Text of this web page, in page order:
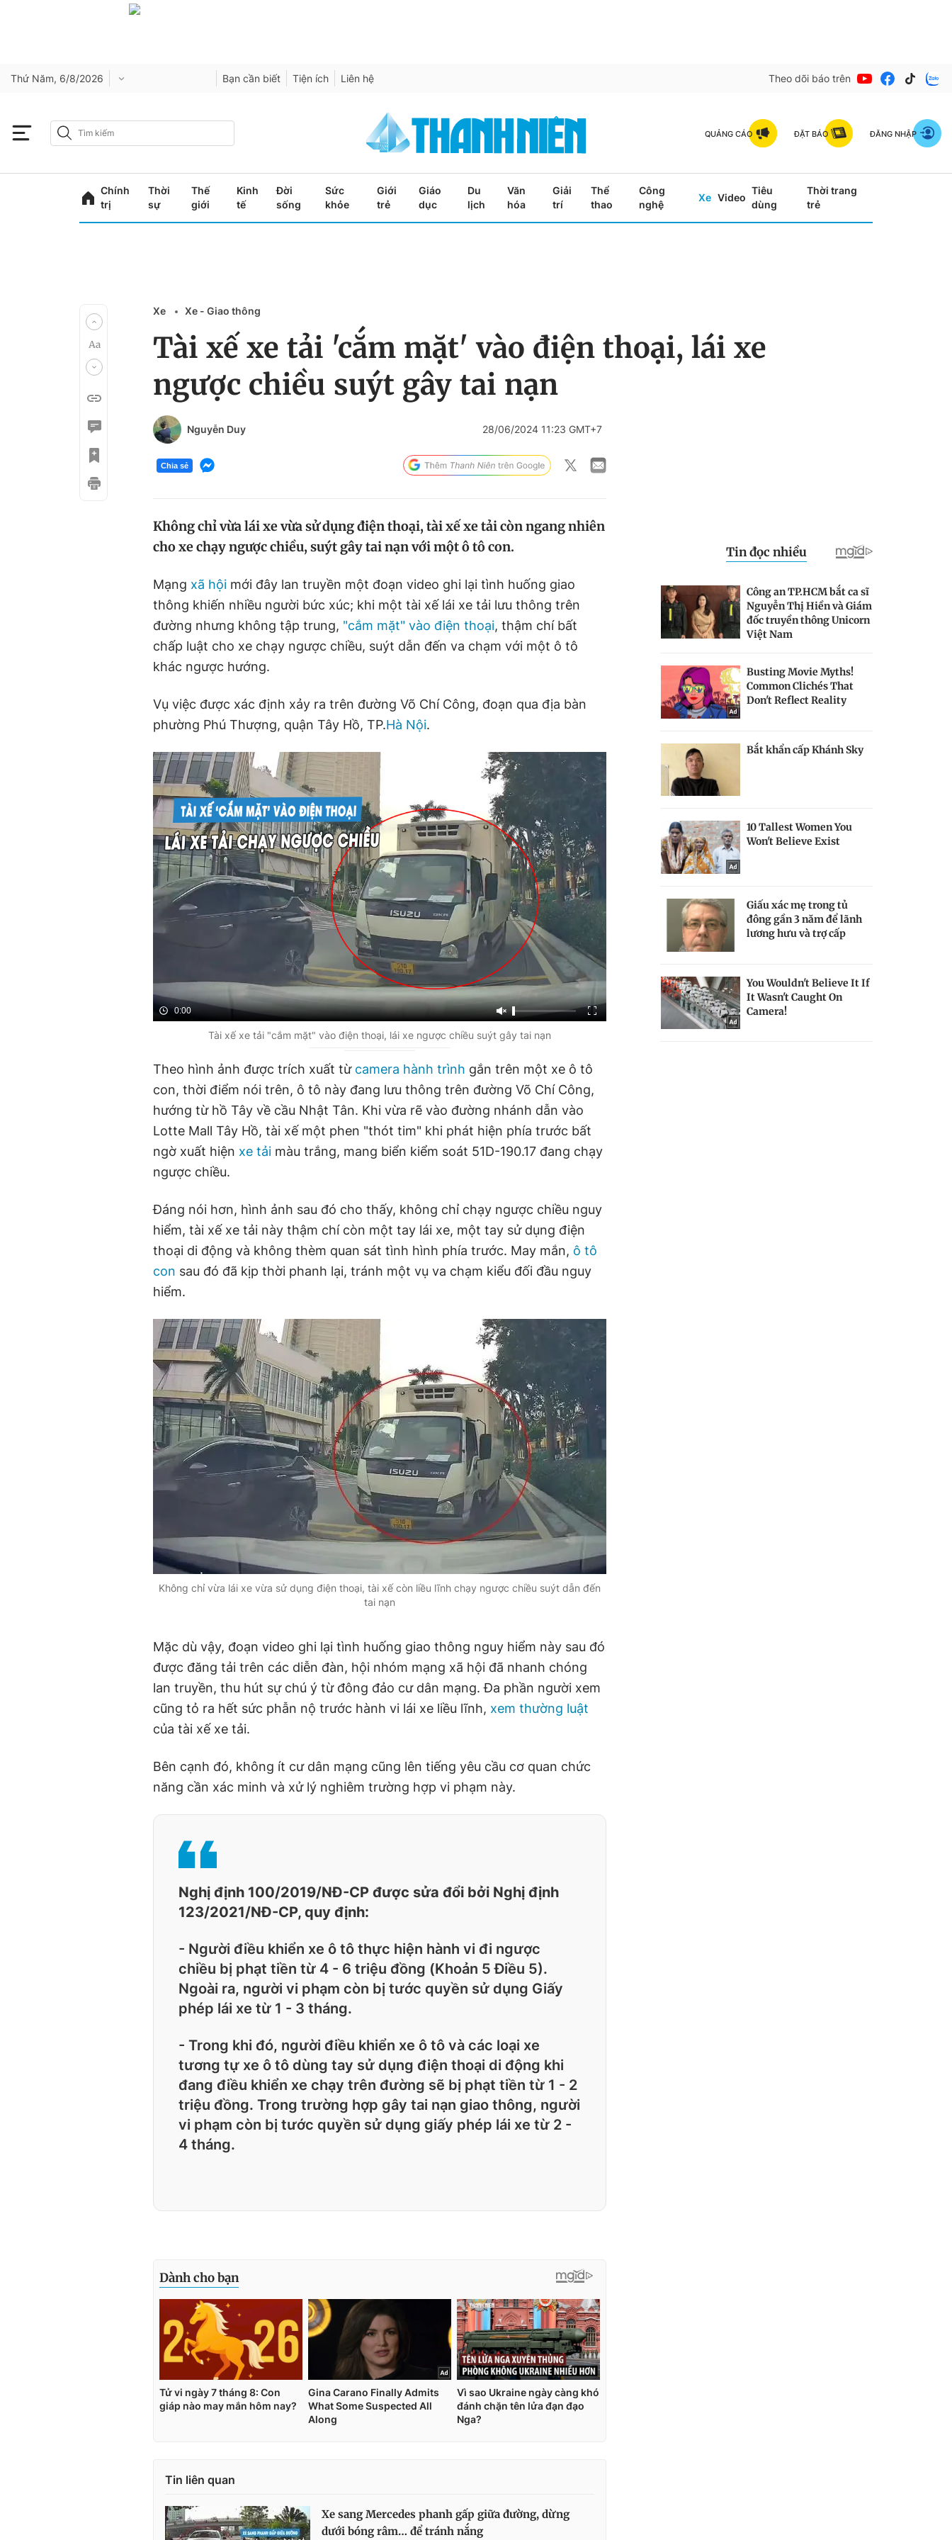
Thứ Năm, 6/8/2026 Bạn cần biết Tiện ích Liên hệ Theo dõi báo trên
QUẢNG CÁO ĐẶT BÁO ĐĂNG NHẬP
Chính
trị
Thời
sự
Thế
giới
Kinh
tế
Đời
sống
Sức
khỏe
Giới
trẻ
Giáo
dục
Du
lịch
Văn
hóa
Giải
trí
Thể
thao
Công
nghệ
Xe Video
Tiêu
dùng
Thời trang
trẻ
Xe Xe - Giao thông
Tài xế xe tải 'cắm mặt' vào điện thoại, lái xe
ngược chiều suýt gây tai nạn
Nguyễn Duy 28/06/2024 11:23 GMT+7
Chia sẻ
Không chỉ vừa lái xe vừa sử dụng điện thoại, tài xế xe tải còn ngang nhiên
cho xe chạy ngược chiều, suýt gây tai nạn với một ô tô con.
Mạng xã hội mới đây lan truyền một đoạn video ghi lại tình huống giao
thông khiến nhiều người bức xúc; khi một tài xế lái xe tải lưu thông trên
đường nhưng không tập trung, "cắm mặt" vào điện thoại, thậm chí bất
chấp luật cho xe chạy ngược chiều, suýt dẫn đến va chạm với một ô tô
khác ngược hướng.
Vụ việc được xác định xảy ra trên đường Võ Chí Công, đoạn qua địa bàn
phường Phú Thượng, quận Tây Hồ, TP.Hà Nội.
0:00
Tài xế xe tải "cắm mặt" vào điện thoại, lái xe ngược chiều suýt gây tai nạn
Theo hình ảnh được trích xuất từcamera hành trình gắn trên một xe ô tô
con, thời điểm nói trên, ô tô này đang lưu thông trên đường Võ Chí Công,
hướng từ hồ Tây về cầu Nhật Tân. Khi vừa rẽ vào đường nhánh dẫn vào
Lotte Mall Tây Hồ, tài xế một phen "thót tim" khi phát hiện phía trước bất
ngờ xuất hiện xe tải màu trắng, mang biển kiểm soát 51D-190.17 đang chạy
ngược chiều.
Đáng nói hơn, hình ảnh sau đó cho thấy, không chỉ chạy ngược chiều nguy
hiểm, tài xế xe tải này thậm chí còn một tay lái xe, một tay sử dụng điện
thoại di động và không thèm quan sát tình hình phía trước. May mắn, ô tô
con sau đó đã kịp thời phanh lại, tránh một vụ va chạm kiểu đối đầu nguy
hiểm.
Không chỉ vừa lái xe vừa sử dụng điện thoại, tài xế còn liều lĩnh chạy ngược chiều suýt dẫn đến
tai nạn
Mặc dù vậy, đoạn video ghi lại tình huống giao thông nguy hiểm này sau đó
được đăng tải trên các diễn đàn, hội nhóm mạng xã hội đã nhanh chóng
lan truyền, thu hút sự chú ý từ đông đảo cư dân mạng. Đa phần người xem
cũng tỏ ra hết sức phẫn nộ trước hành vi lái xe liều lĩnh, xem thường luật
của tài xế xe tải.
Bên cạnh đó, không ít cư dân mạng cũng lên tiếng yêu cầu cơ quan chức
năng cần xác minh và xử lý nghiêm trường hợp vi phạm này.
Nghị định 100/2019/NĐ-CP được sửa đổi bởi Nghị định
123/2021/NĐ-CP, quy định:
- Người điều khiển xe ô tô thực hiện hành vi đi ngược
chiều bị phạt tiền từ 4 - 6 triệu đồng (Khoản 5 Điều 5).
Ngoài ra, người vi phạm còn bị tước quyền sử dụng Giấy
phép lái xe từ 1 - 3 tháng.
- Trong khi đó, người điều khiển xe ô tô và các loại xe
tương tự xe ô tô dùng tay sử dụng điện thoại di động khi
đang điều khiển xe chạy trên đường sẽ bị phạt tiền từ 1 - 2
triệu đồng. Trong trường hợp gây tai nạn giao thông, người
vi phạm còn bị tước quyền sử dụng giấy phép lái xe từ 2 -
4 tháng.
Tin liên quan
Xe sang Mercedes phanh gấp giữa đường, dừng
dưới bóng râm… để tránh nắng